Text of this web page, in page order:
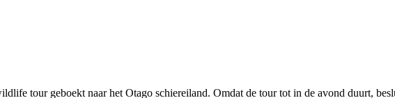
tour geboekt naar het Otago schiereiland. Omdat de tour tot in de avond duurt,